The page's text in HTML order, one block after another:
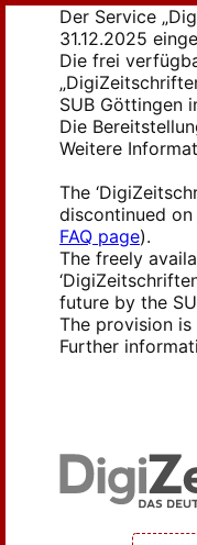
Der Service
31.12.2025
Die frei
SUB Göttingen
Die
Weitere
The
discontinued
FAQ page).
The freely
future by the
The provision
Further